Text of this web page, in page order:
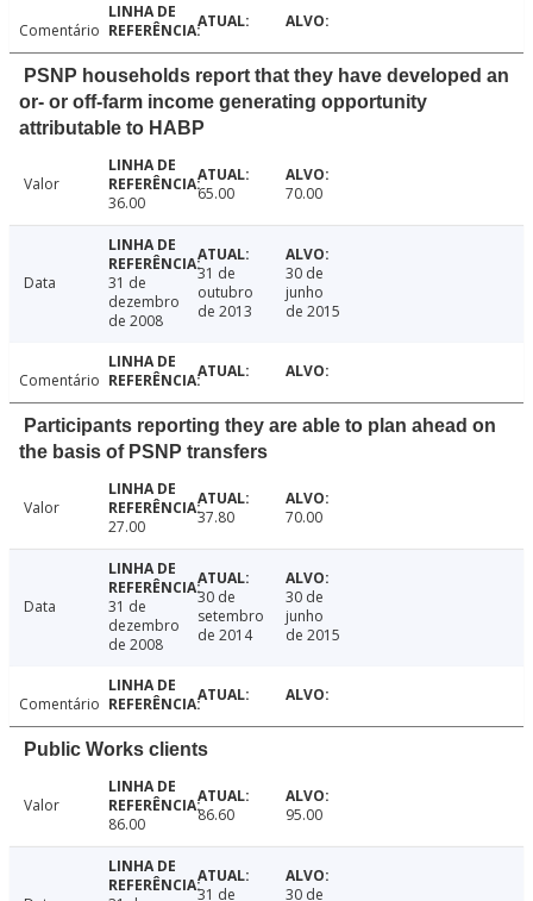
Comentário
PSNP households report that they have developed an
or- or off-farm income generating opportunity
attributable to HABP
Valor
36.00
65.00 70.00
Data
31 de
dezembro
de 2008
31 de
outubro
de 2013
30 de
junho
de 2015
Comentário
Participants reporting they are able to plan ahead on
the basis of PSNP transfers
Valor
27.00
37.80 70.00
Data
31 de
dezembro
de 2008
30 de
setembro
de 2014
30 de
junho
de 2015
Comentário
Public Works clients
Valor
86.00
86.60 95.00
31 de 30 de